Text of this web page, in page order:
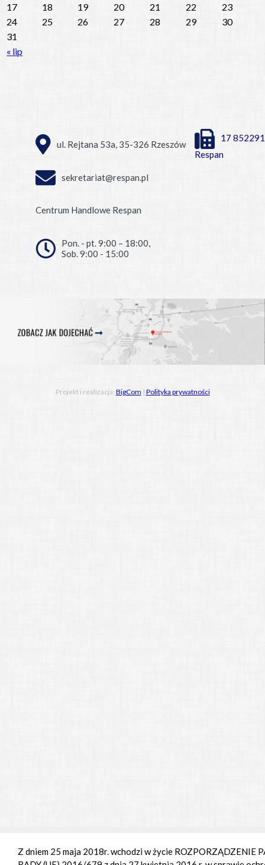
17
18 19 20 21 22
23
24
25 26 27 28 29
30
31
« lip
ul. Rejtana 53a, 35-326 Rzeszów
17
Respan
sekretariat@respan.pl
Centrum Handlowe Respan
Pon. - pt. 9:00 – 18:00,
Sob. 9:00 - 15:00
Projekt i realizacja: BigCom | Polityka prywatności
Z dniem 25 maja 2018r. wchodzi w życie ROZPORZĄDZENIE